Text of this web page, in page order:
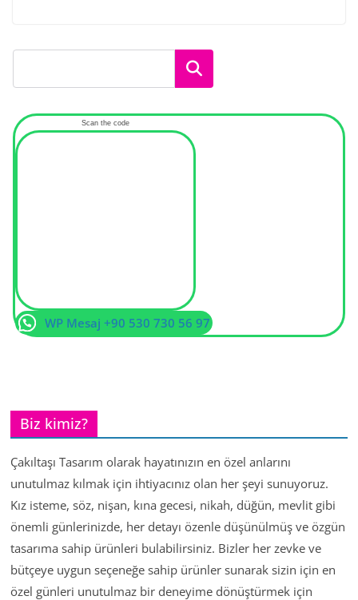
Ara
Scan the code
WP Mesaj +90 530 730 56 97
Biz kimiz?
Çakıltaşı Tasarım olarak hayatınızın en özel anlarını
unutulmaz kılmak için ihtiyacınız olan her şeyi sunuyoruz.
Kız isteme, söz, nişan, kına gecesi, nikah, düğün, mevlit gibi
önemli günlerinizde, her detayı özenle düşünülmüş ve özgün
tasarıma sahip ürünleri bulabilirsiniz. Bizler her zevke ve
bütçeye uygun seçeneğe sahip ürünler sunarak sizin için en
özel günleri unutulmaz bir deneyime dönüştürmek için